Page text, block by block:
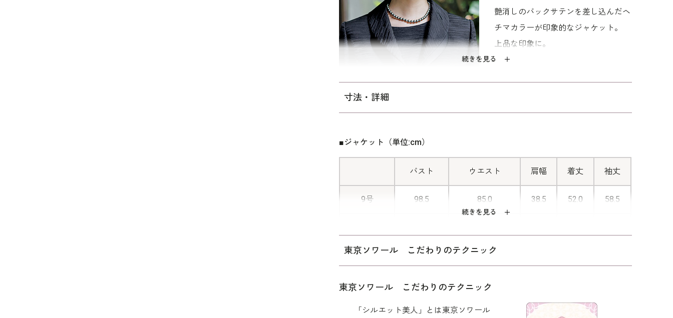
ワンピースの着丈は、ふくらはぎを覆う長めのフォーマル丈。 和装と同格の正統
派のスタイリングで、喪主やご親族、近親者の喪服としてもお勧めです。 「標
準」に比べてウエストを中心にゆとりを持たせた、ミセス（40代～）向けの｢少
続きを見る
艶消しのバックサテンを差し込んだヘ
チマカラーが印象的なジャケット。
上品な印象に。
ナーがある前開きです。 後ろに腕を
回すことなく脱ぎ着のできる人気の高
いデザインです。
上質なシルクを傷めないよう汗取りパ
ットは取り外し式になっています。
寸法・詳細
続きを見る
■ジャケット（単位:cm）
バスト ウエスト 肩幅 着丈 袖丈
9号 98.5 85.0 38.5 52.0 58.5
13号 106.5 93.0
15号 111.5 98.0
東京ソワール こだわりのテクニック
東京ソワール こだわりのテクニック
「シルエット美人」とは東京ソワール